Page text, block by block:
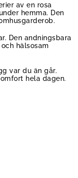
av en rosa
hemma. Den
Den andningsbara
hälsosam
var du än går.
hela dagen.